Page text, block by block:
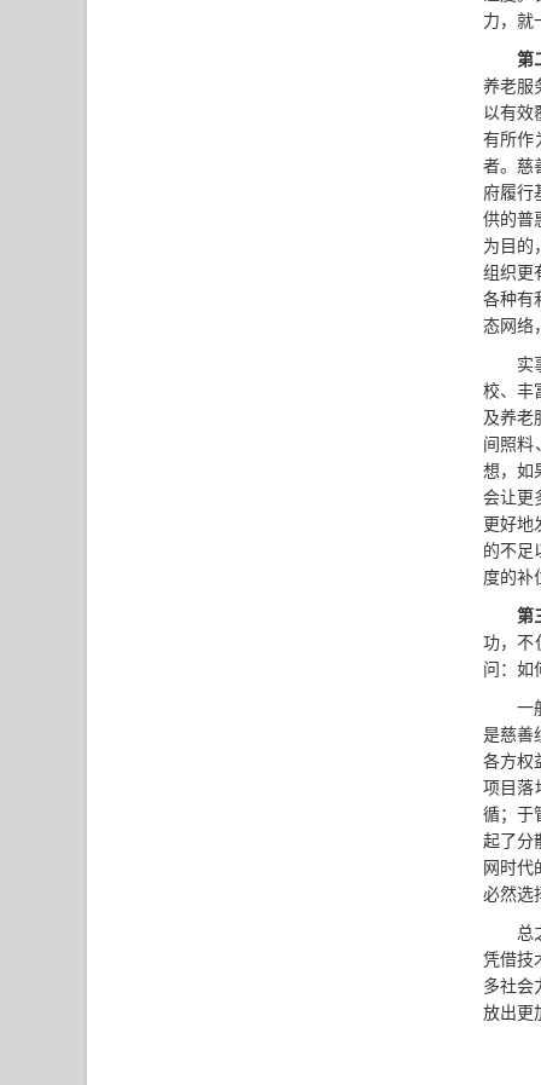
力，就
第
养老服
以有效
有所作
者。慈
府履行
供的普
为目的
组织更
各种有
态网络
实
校、丰
及养老
间照
想，如
会让更
更好地
的不足
度的补
第
功，不
问：如
一
是慈善
各方权
项目落
循；于
起了分
网时代
必然选
总
凭借技
多社会
放出更